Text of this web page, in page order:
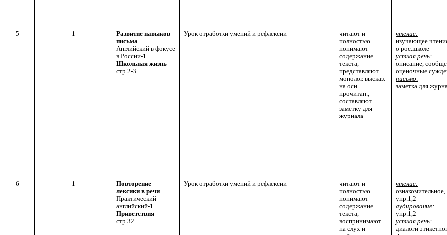
5 1
Развитие навыков
письма
Английский в фокусе
в России-1
Школьная жизнь
стр.2-3
Урок отработки умений и рефлексии
читают и
полностью
понимают
содержание
текста,
представляют
монолог. высказ.
на осн.
прочитан.,
составляют
заметку для
журнала
чтение:
изучающее
о рос.школе
устная речь:
описание,
оценочные
письмо:
заметка для
6 1
Повторение
лексики в речи
Практический
английский-1
Приветствия
стр.32
Урок отработки умений и рефлексии
читают и
полностью
понимают
содержание
текста,
воспринимают
на слух и
чтение:
упр.1,2
аудирование:
упр.1,2
устная речь:
диалоги